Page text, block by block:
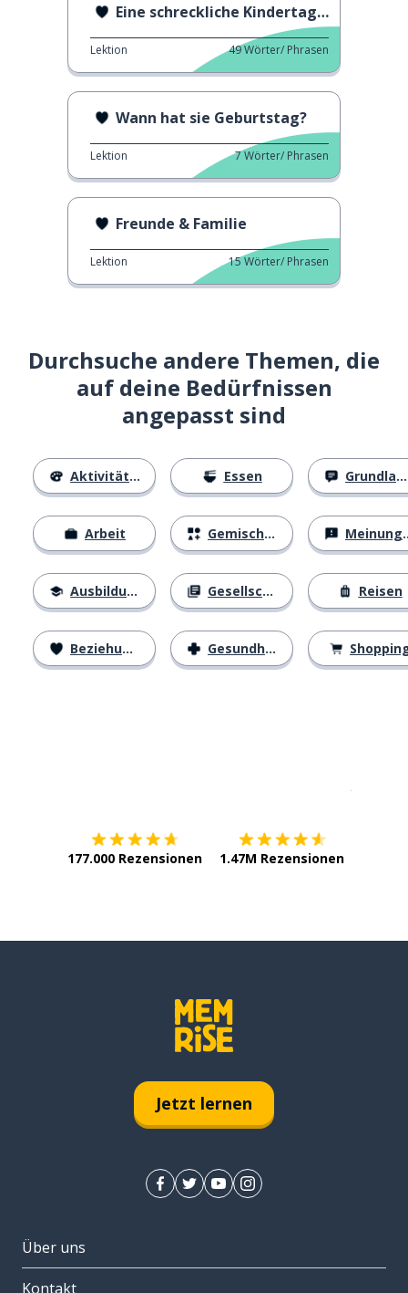
Eine schreckliche Kindertagesstätte
Lektion 49Wörter/ Phrasen
Wann hat sie Geburtstag?
Lektion 7Wörter/ Phrasen
Freunde & Familie
Lektion 15Wörter/ Phrasen
Durchsuche andere Themen, die
auf deine Bedürfnissen
angepasst sind
Aktivitäten
Arbeit
Ausbildung
Beziehungen
Essen
Gemischtes
Gesellschaft
Gesundheit
Grundlagen
Meinungen
Reisen
177.000 Rezensionen 1.47M Rezensionen
Jetzt lernen
Über uns
Kontakt